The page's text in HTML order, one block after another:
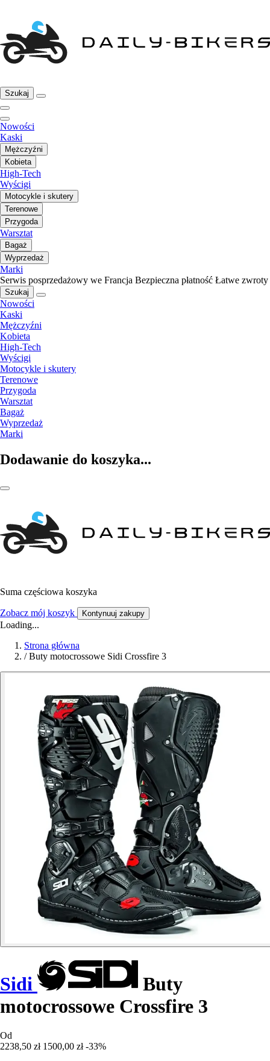
Szukaj
Nowości
Kaski
Mężczyźni
Kobieta
High-Tech
Wyścigi
Motocykle i skutery
Terenowe
Przygoda
Warsztat
Bagaż
Wyprzedaż
Marki
Serwis posprzedażowy we Francja Bezpieczna płatność Łatwe zwroty
Szukaj
Nowości
Kaski
Mężczyźni
Kobieta
High-Tech
Wyścigi
Motocykle i skutery
Terenowe
Przygoda
Warsztat
Bagaż
Wyprzedaż
Marki
Dodawanie do koszyka...
Suma częściowa koszyka
Zobacz mój koszyk Kontynuuj zakupy
Loading...
Strona główna
/ Buty motocrossowe Sidi Crossfire 3
Sidi
Buty
motocrossowe Crossfire 3
Od
2238,50 zł 1500,00 zł -33%